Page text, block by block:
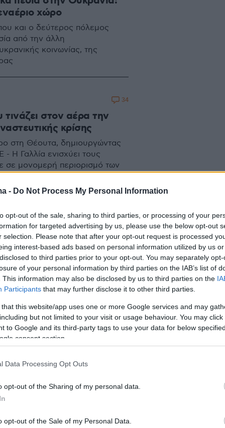
- Do Not Process My Personal Information
opt-out of the sale, sharing to third parties, or processing of your
for targeted advertising by us, please use the below opt-out
selection. Please note that after your opt-out request is processed
interest-based ads based on personal information utilized by us
to third parties prior to your opt-out. You may separately
of your personal information by third parties on the IAB’s list of
This information may also be disclosed by us to third parties on the
Participants that may further disclose it to other third parties.
that this website/app uses one or more Google services and may
but not limited to your visit or usage behaviour. You may
to Google and its third-party tags to use your data for below
consent section.
Data Processing Opt Outs
opt-out of the Sharing of my personal data.
opt-out of the Sale of my Personal Data.
χώρο
και ο δεύτερος πόλεμος
από την άλλη
κοινωνίας, της
στον αέρα την
κρίσης
στη Θέουτα, δημιουργώντας
- Η Γαλλία ενισχύει τους
σε μονομερή περιορισμό των
34
είναι μια νέα κλιμάκωση
είναι οι πιθανοί στόχοι
της χώρας αναφέρουν
επίθεση εναντίον της,
επιχειρήσεις με τις ΗΠΑ
3
Αφρική, πάνω από
μέσα σε μια μέρα
ισπανική αποικιοκρατία
δυναστικών ενώσεων και
196